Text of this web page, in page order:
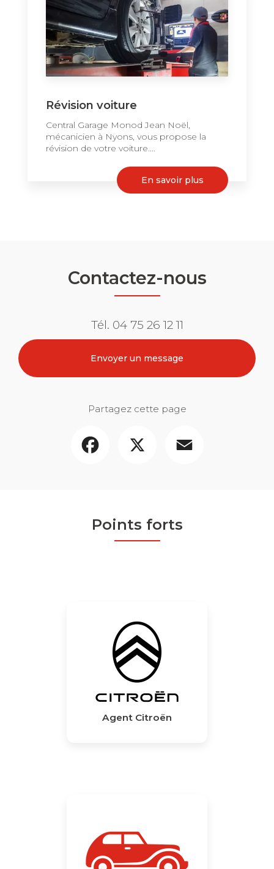
Révision voiture
Central Garage Monod Jean Noël,
mécanicien à Nyons, vous propose la
révision de votre voiture....
En savoir plus
Contactez-nous
Tél. 04 75 26 12 11
Envoyer un message
Partagez cette page
Points forts
Agent Citroën